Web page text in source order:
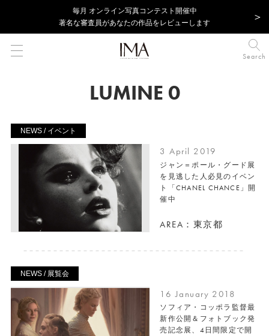
毎⽉ オンライン写真コンテスト開催中
著名な審査員があなたの作品をレビューします
Search
LUMINE 0
NEWS / イベント
3 April 2019
ジャン＝ポール・グード展
を見逃した人必見のイベン
ト「CHANEL CHANCE」開
催中
AREA：東京都
NEWS / 展覧会
16 January 2018
ソフィア・コッポラ監督最
新作公開＆フォトブック発
売記念展、4日間限定で開